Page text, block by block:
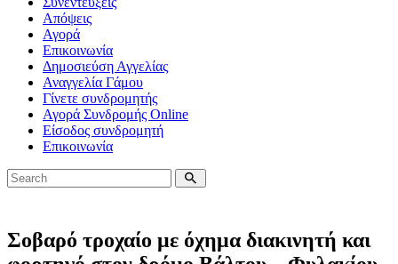
Απόψεις
Αγορά
Επικοινωνία
Δημοσιεύση Αγγελίας
Αναγγελία Γάμου
Γίνετε συνδρομητής
Αγορά Συνδρομής Online
Είσοδος συνδρομητή
Επικοινωνία
Σοβαρό τροχαίο με όχημα διακινητή και